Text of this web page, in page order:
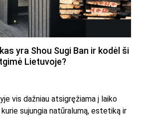
yra Shou Sugi Ban ir kodėl ši
Lietuvoje?
vis dažniau atsigręžiama į laiko
sujungia natūralumą, estetiką ir